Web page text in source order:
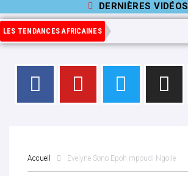
DERNIÈRES VIDÉOS
LES TENDANCES AFRICAINES
Accueil Evelyne Sono Epoh mpoudi Ngolle